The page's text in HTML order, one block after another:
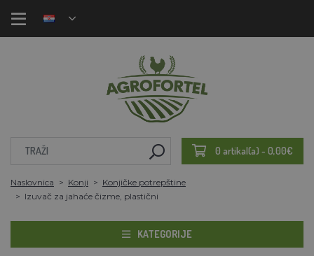
0 artikal(a) - 0,00€
Naslovnica Konji
Konjičke potrepštine
Izuvač za jahaće čizme, plastični
KATEGORIJE